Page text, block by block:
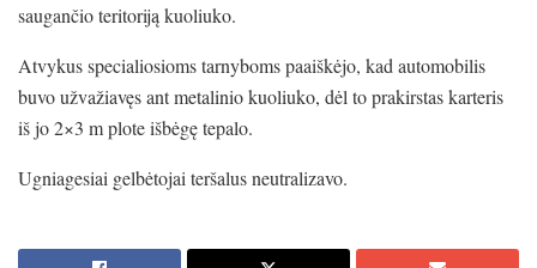
saugančio teritoriją kuoliuko.
Atvykus specialiosioms tarnyboms paaiškėjo, kad automobilis
buvo užvažiavęs ant metalinio kuoliuko, dėl to prakirstas karteris
iš jo 2×3 m plote išbėgę tepalo.
Ugniagesiai gelbėtojai teršalus neutralizavo.